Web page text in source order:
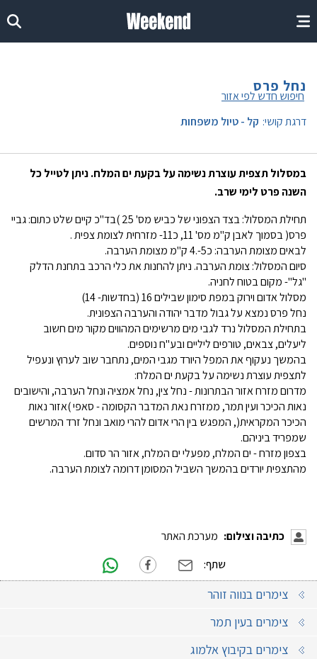
נחל פרס
חיפוש חדש לפי אזור
צימרים בנווה זוהר
צימרים בעין תמר
צימרים בקיבוץ אלמוג
כתיבה וצילום: מערכת האתר
שתף:
במסלול תצפית עוצרת נשימה על בקעת ים המלח. ניתן לטייל כל
השנה פרט לימי שרב.
דרגת קושי: קל - טיול משפחות
תחילת המסלול: בצד הצפוני של כביש מס' 25 )בד"כ קיים שלט כתום: גביי
פרס( בסמוך לאבן ק"מ מס' 11, כ11- מזרחית לצומת צפית .
לבאים מצומת הערבה: כ5-.4 ק"מ מצומת הערבה.
סיום המסלול: צומת הערבה. ניתן להחנות את כלי הרכב בתחנת הדלק
"גל"- מקום בטוח לחניה.
מסלול אדום וירוק במפת סימון שבילים 16 (בחדשות- 14)
נחל פרס נמצא על גבול מדבר יהודה והערבה הצפונית.
בתחילת המסלול נרד לגבי מים מרשימים המהווים מקור מים חשוב
ליעלים, צבאים, טורפים ליליים ובע"ח נוספים.
בהמשך נעקוף את המפל היורד מגבי המים, נתחבר שוב לערוץ ונעפיל
לתצפית עוצרת נשימה על בקעת ים המלח:
מדרום מזרח אזור הבתרונות - נחל צין, נחל אמציה ונחל הערבה, והישובים
נאות הכיכר ועין תמר, ממזרח נאת המדבר הקסומה - סאפי )אזור נאות
הכיכר המקראית(, המפגש בין הרי אדום להרי מואב ונחל זרד המרשים
שמפריד ביניהם.
בצפון מזרח - ים המלח, מפעלי ים המלח, אזור הר סדום.
מהתצפית יורדים בהמשך השביל המסומן דרומה לצומת הערבה.